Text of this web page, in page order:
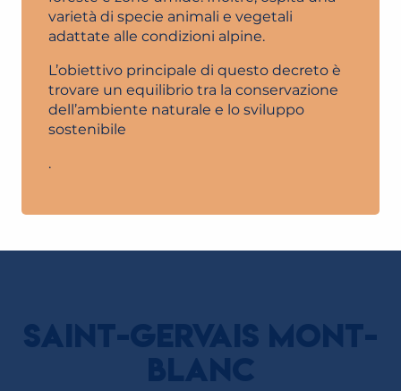
varietà di specie animali e vegetali
adattate alle condizioni alpine.
L’obiettivo principale di questo decreto è
trovare un equilibrio tra la conservazione
dell’ambiente naturale e lo sviluppo
sostenibile
.
SAINT-GERVAIS MONT-
BLANC